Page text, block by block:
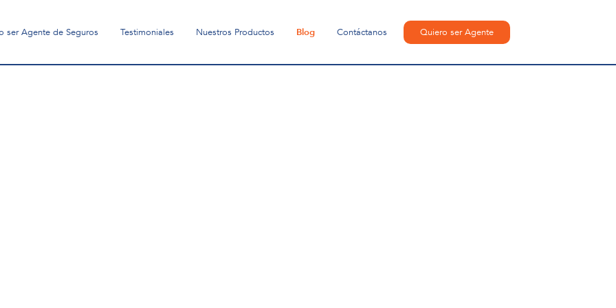
ser Agente de Seguros Testimoniales Nuestros Productos Blog Contáctanos Quiero ser Agente